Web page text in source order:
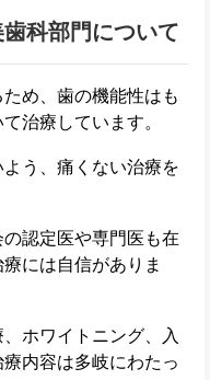
科部門について
め、歯の機能性はも
治療しています。
う、痛くない治療を
認定医や専門医も在
には自信がありま
ホワイトニング、入
内容は多岐にわたっ